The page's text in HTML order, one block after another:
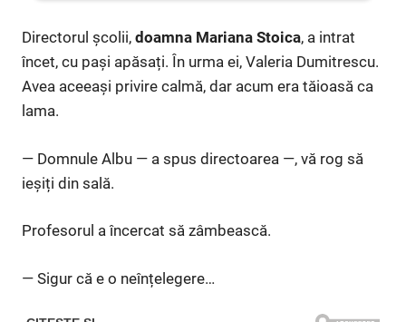
Directorul școlii, doamna Mariana Stoica, a intrat
încet, cu pași apăsați. În urma ei, Valeria Dumitrescu.
Avea aceeași privire calmă, dar acum era tăioasă ca
lama.
— Domnule Albu — a spus directoarea —, vă rog să
ieșiți din sală.
Profesorul a încercat să zâmbească.
— Sigur că e o neînțelegere…